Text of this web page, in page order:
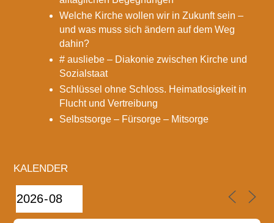
Welche Kirche wollen wir in Zukunft sein –
und was muss sich ändern auf dem Weg
dahin?
# ausliebe – Diakonie zwischen Kirche und
Sozialstaat
Schlüssel ohne Schloss. Heimatlosigkeit in
Flucht und Vertreibung
Selbstsorge – Fürsorge – Mitsorge
KALENDER